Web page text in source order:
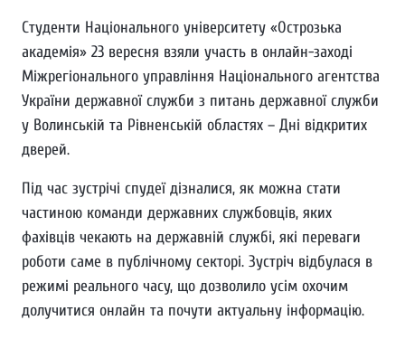
Студенти Національного університету «Острозька
академія» 23 вересня взяли участь в онлайн-заході
Міжрегіонального управління Національного агентства
України державної служби з питань державної служби
у Волинській та Рівненській областях – Дні відкритих
дверей.
Під час зустрічі спудеї дізналися, як можна стати
частиною команди державних службовців, яких
фахівців чекають на державній службі, які переваги
роботи саме в публічному секторі. Зустріч відбулася в
режимі реального часу, що дозволило усім охочим
долучитися онлайн та почути актуальну інформацію.